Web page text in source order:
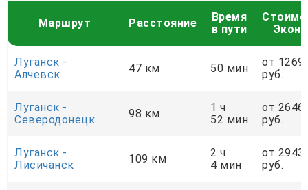
Маршрут Расстояние
Время
в пути
Луганск -
Алчевск
47 км 50 мин
от 1269
руб.
Луганск -
Северодонецк
98 км
1 ч
52 мин
от 2646
руб.
Луганск -
Лисичанск
109 км
2 ч
4 мин
от 2943
руб.